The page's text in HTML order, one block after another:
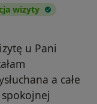
wizyty
u Pani
a całe